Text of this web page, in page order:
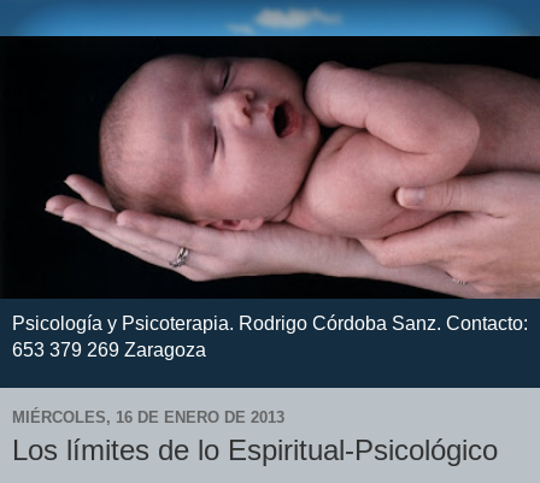
Psicología y Psicoterapia. Rodrigo Córdoba Sanz. Contacto:
653 379 269 Zaragoza
MIÉRCOLES, 16 DE ENERO DE 2013
Los límites de lo Espiritual-Psicológico